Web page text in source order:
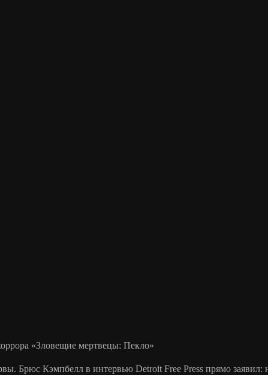
«Зловещие мертвецы: Пекло»
Брюс Кэмпбелл в интервью Detroit Free Press прямо